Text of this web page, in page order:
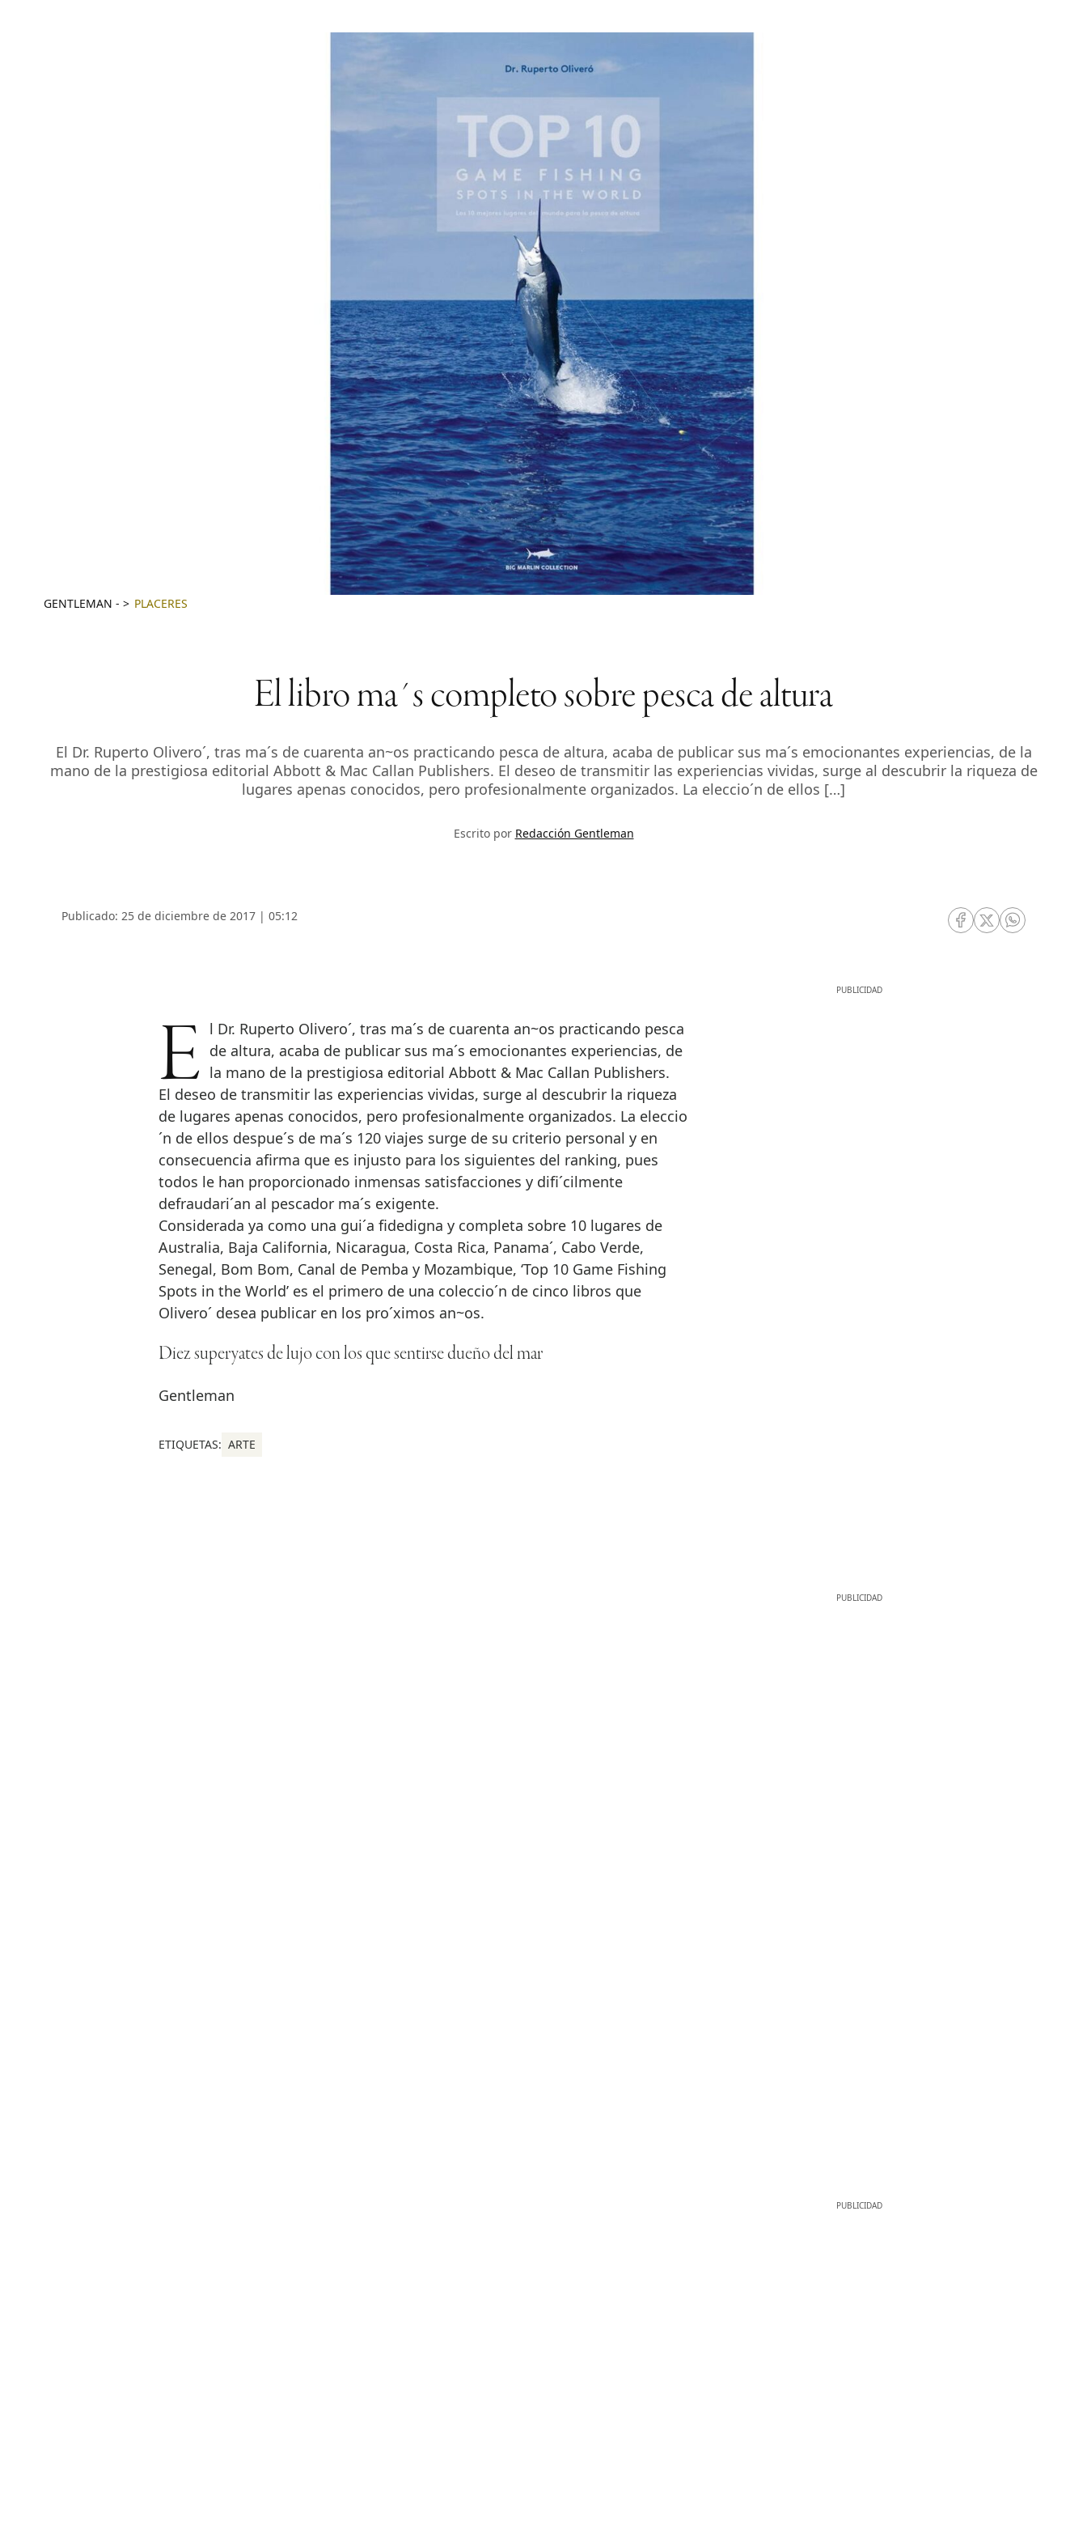
GENTLEMAN - PLACERES
El libro ma´s completo sobre pesca de altura
El Dr. Ruperto Olivero´, tras ma´s de cuarenta an~os practicando pesca de altura, acaba de publicar sus ma´s emocionantes experiencias, de la
mano de la prestigiosa editorial Abbott & Mac Callan Publishers. El deseo de transmitir las experiencias vividas, surge al descubrir la riqueza de
lugares apenas conocidos, pero profesionalmente organizados. La eleccio´n de ellos […]
Escrito por Redacción Gentleman
Publicado: 25 de diciembre de 2017 | 05:12
RRSS Facebook
RRSS Twitter
RRSS
El Dr. Ruperto Olivero´, tras ma´s de cuarenta an~os practicando pesca de altura, acaba de publicar sus ma´s emocionantes experiencias, de
la mano de la prestigiosa editorial Abbott & Mac Callan Publishers.
El deseo de transmitir las experiencias vividas, surge al descubrir la riqueza
de lugares apenas conocidos, pero profesionalmente organizados. La eleccio
´n de ellos despue´s de ma´s 120 viajes surge de su criterio personal y en
consecuencia afirma que es injusto para los siguientes del ranking, pues
todos le han proporcionado inmensas satisfacciones y difi´cilmente
defraudari´an al pescador ma´s exigente.
Considerada ya como una gui´a fidedigna y completa sobre 10 lugares de
Australia, Baja California, Nicaragua, Costa Rica, Panama´, Cabo Verde,
Senegal, Bom Bom, Canal de Pemba y Mozambique, ‘Top 10 Game Fishing
Spots in the World’ es el primero de una coleccio´n de cinco libros que
Olivero´ desea publicar en los pro´ximos an~os.
Diez superyates de lujo con los que sentirse dueño del mar
Gentleman
ETIQUETAS: ARTE